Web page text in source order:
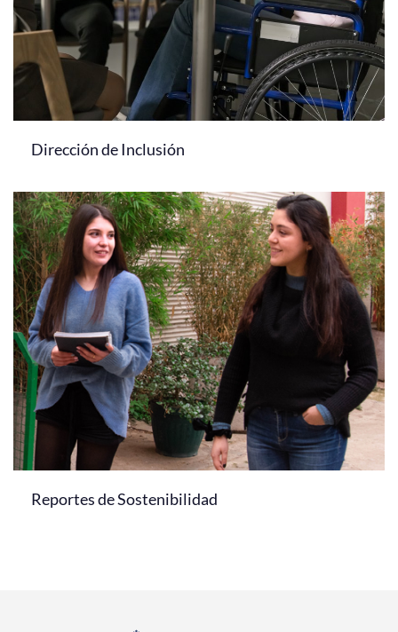
Dirección de Inclusión
Reportes de Sostenibilidad